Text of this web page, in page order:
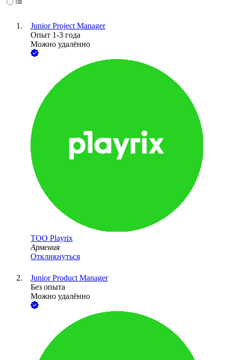
Junior Project Manager
Опыт 1-3 года
Можно удалённо
ТОО Playrix
Армения
Откликнуться
Junior Product Manager
Без опыта
Можно удалённо